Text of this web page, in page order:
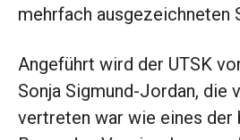
mehrfach ausgezeichneten
Angeführt wird der UTSK
Sonja Sigmund-Jordan, die
vertreten war wie eines der